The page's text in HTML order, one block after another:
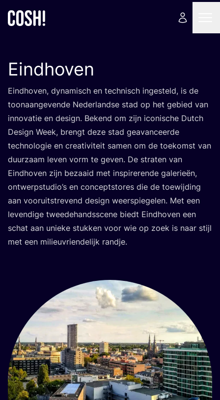
Eindhoven
Eind­ho­ven, dyna­misch en tech­nisch inge­steld, is de
toon­aan­ge­ven­de Neder­land­se stad op het gebied van
inno­va­tie en design. Bekend om zijn ico­ni­sche Dut­ch
Design Week, brengt deze stad gea­van­ceer­de
tech­no­lo­gie en cre­a­ti­vi­teit samen om de toe­komst van
duur­zaam leven vorm te geven. De stra­ten van
Eind­ho­ven zijn bezaaid met inspi­re­ren­de gale­rie­ën,
ont­werp­stu­dio’s en con­ceptsto­res die de toe­wij­ding
aan voor­uit­stre­vend design weer­spie­ge­len. Met een
leven­di­ge twee­de­hands­sce­ne biedt Eind­ho­ven een
schat aan unie­ke stuk­ken voor wie op zoek is naar stijl
met een mili­eu­vrien­de­lijk randje.